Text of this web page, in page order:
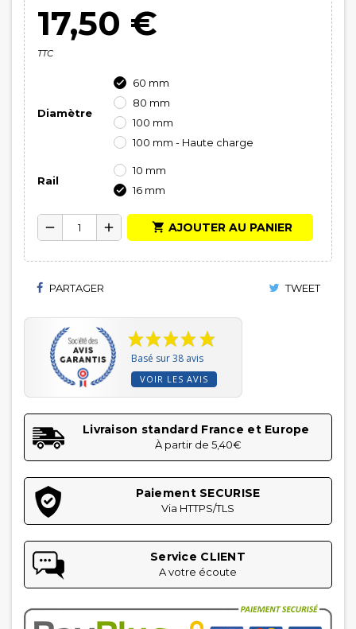
17,50 €
TTC
Diamètre

60 mm
80 mm
100 mm
100 mm - Haute charge
Rail
10 mm
 16 mm
remove add  AJOUTER AU PANIER
PARTAGER TWEET
Basé sur 38 avis
VOIR LES AVIS
Livraison standard France et Europe
À partir de 5,40€
Paiement SECURISE
Via HTTPS/TLS
Service CLIENT
A votre écoute